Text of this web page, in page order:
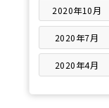
2020年10月
2020年7月
2020年4月